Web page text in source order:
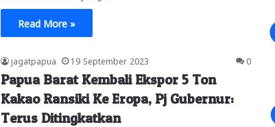
Read More »
jagatpapua 19 September 2023 0
Papua Barat Kembali Ekspor 5 Ton
Kakao Ransiki Ke Eropa, Pj Gubernur:
Terus Ditingkatkan